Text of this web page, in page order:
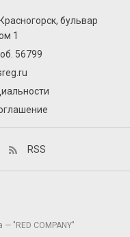
бульвар
1
56799
RSS
"RED COMPANY"